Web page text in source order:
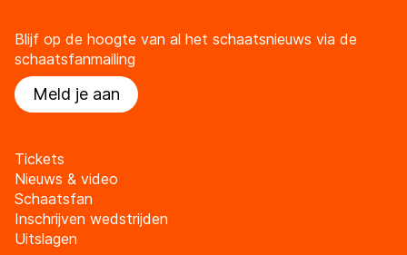
Blijf op de hoogte van al het schaatsnieuws via de
schaatsfanmailing
Meld je aan
Tickets
Nieuws & video
Schaatsfan
Inschrijven wedstrijden
Uitslagen